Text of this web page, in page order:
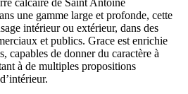
calcaire de Saint Antoine
une gamme large et profonde, cette
intérieur ou extérieur, dans des
et publics. Grace est enrichie
capables de donner du caractère à
à de multiples propositions